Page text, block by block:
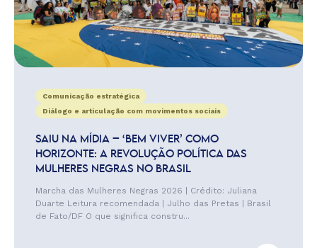
Comunicação estratégica
Diálogo e articulação com movimentos sociais
SAIU NA MÍDIA – ‘BEM VIVER’ COMO
HORIZONTE: A REVOLUÇÃO POLÍTICA DAS
MULHERES NEGRAS NO BRASIL
Marcha das Mulheres Negras 2026 | Crédito: Juliana
Duarte Leitura recomendada | Julho das Pretas | Brasil
de Fato/DF O que significa constru...